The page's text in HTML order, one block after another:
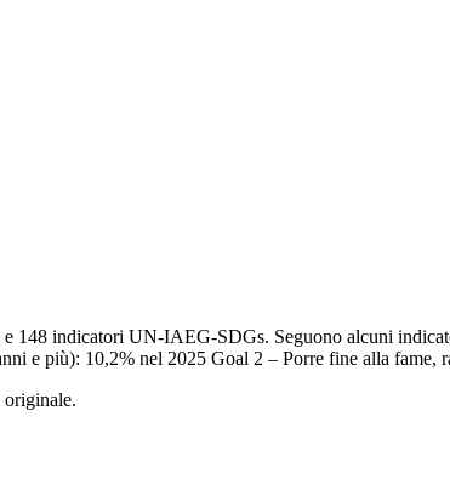
148 indicatori UN-IAEG-SDGs. Seguono alcuni
e più): 10,2% nel 2025 Goal 2 – Porre fine alla
originale.